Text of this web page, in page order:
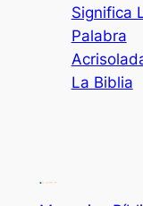
Significa
Palabra
La Biblia